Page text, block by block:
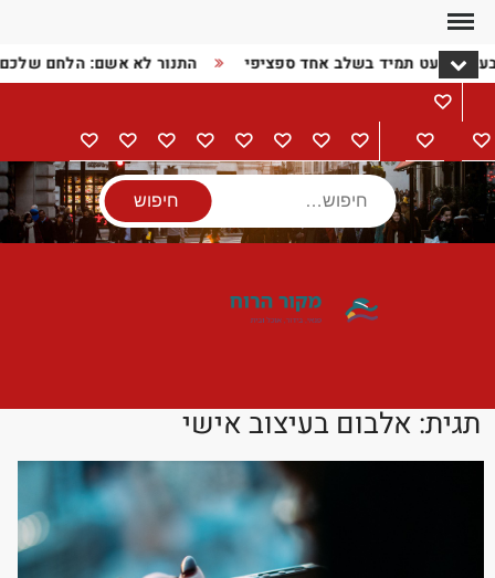
Skip
content
התנור לא אשם: הלחם כמעט תמיד בשלב אחד ספציפי
דף
הבית
מתכונים
בישול הורים
וילדים
מתנותמוצרי
חשמל
טיוליםאודותצור
קשר
מדיניות
פרטיות
הצהרת
נגישות
חיפוש
תגית: אלבום בעיצוב אישי